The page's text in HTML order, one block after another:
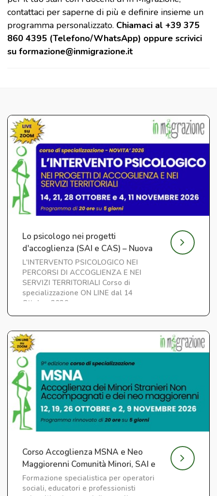
contattaci per saperne di più e definire insieme un
programma personalizzato. Chiamaci al +39 375
860 4395 (Telefono/WhatsApp) oppure scrivici
su formazione@inmigrazione.it
Lo psicologo nei progetti
d'accoglienza (SAI e CAS) – Nuova
edizione
L'INTERVENTO PSICOLOGICO NEI
PERCORSI DI ACCOGLIENZA E NEI
SERVIZI TERRITORIALI Corso di
specializzazione ON LINE dal 14
Ottobre 2026
Corso Accoglienza MSNA e Neo
Maggiorenni Comunità Minori, SAI e
CAS
Formazione specialistica per operatori
sociali, educatori e professionisti